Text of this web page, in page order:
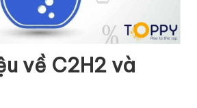
về C2H2 và